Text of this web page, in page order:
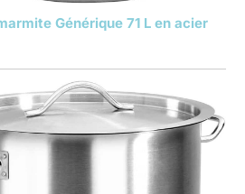
Générique 71 L en acier